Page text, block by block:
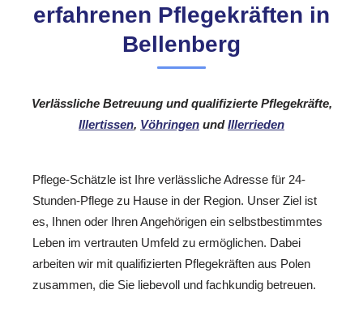
erfahrenen Pflegekräften in
Bellenberg
Verlässliche Betreuung und qualifizierte Pflegekräfte,
Illertissen, Vöhringen undIllerrieden
Pflege-Schätzle ist Ihre verlässliche Adresse für 24-
Stunden-Pflege zu Hause in der Region. Unser Ziel ist
es, Ihnen oder Ihren Angehörigen ein selbstbestimmtes
Leben im vertrauten Umfeld zu ermöglichen. Dabei
arbeiten wir mit qualifizierten Pflegekräften aus Polen
zusammen, die Sie liebevoll und fachkundig betreuen.